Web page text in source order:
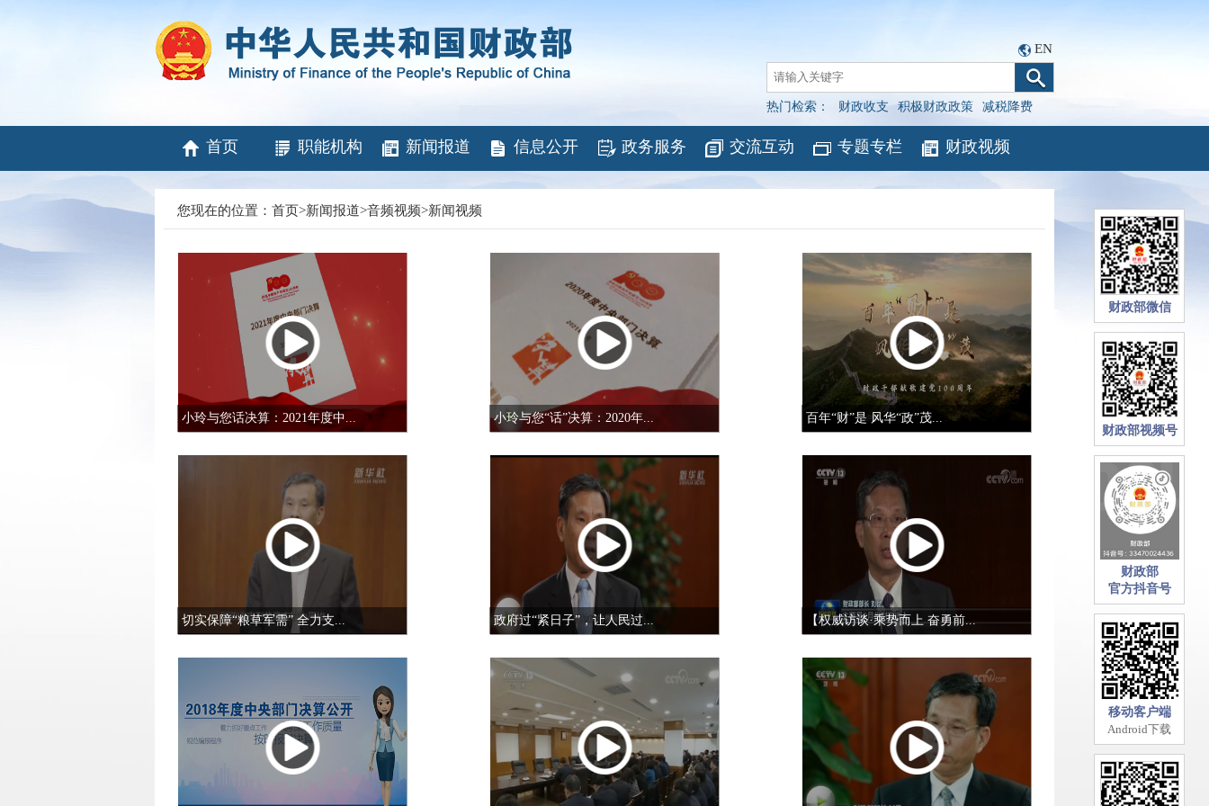
EN
热门检索： 财政收支 积极财政政策 减税降费
首页 职能机构 新闻报道 信息公开 政务服务 交流互动 专题专栏 财政视频
您现在的位置： 首页>新闻报道>音频视频>新闻视频
小玲与您话决算：2021年度中... 小玲与您“话”决算：2020年... 百年“财”是 风华“政”茂...
切实保障“粮草军需” 全力支... 政府过“紧日子”，让人民过... 【权威访谈·乘势而上 奋勇前...
财政部微信
财政部视频号
财政部
官方抖音号
移动客户端
Android下载